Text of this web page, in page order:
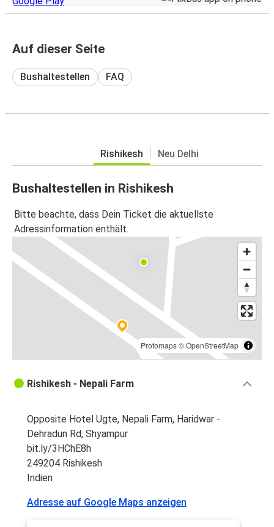
Auf dieser Seite
Bushaltestellen FAQ
Rishikesh Neu Delhi
Bushaltestellen in Rishikesh
Bitte beachte, dass Dein Ticket die aktuellste
Adressinformation enthält.
Protomaps©OpenStreetMap
Rishikesh - Nepali Farm
Opposite Hotel Ugte, Nepali Farm, Haridwar -
Dehradun Rd, Shyampur
bit.ly/3HChE8h
249204 Rishikesh
Indien
Adresse auf Google Maps anzeigen